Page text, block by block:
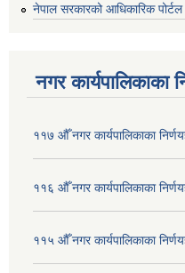
नेपाल सरकारको आधिकारिक पोर्टल
नगर कार्यपालिकाका
११७ औँ नगर कार्यपालिकाका
११६ औँ नगर कार्यपालिकाका
११५ औँ नगर कार्यपालिकाका